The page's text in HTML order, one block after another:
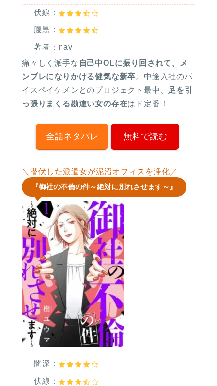
伏線：
腹黒：
著者：nav
痛々しく派手な 自己中OLに振り回されて、メ
ンブレになりかける健気な新卒。中途入社のパ
イスペイケメンとのプロジェクト最中、 足を引
っ張りまくる勘違い女の存在はド定番！
全話ネタバレ 無料で読む
＼潜伏した派遣女が泥沼オフィスを浄化／
『御社の不倫の件～絶対に別れさせます～』
闇深：
伏線：